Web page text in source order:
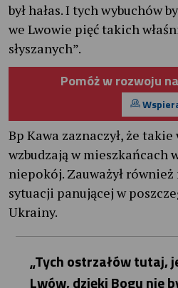
był hałas. I tych wybuchów
we Lwowie pięć takich
słyszanych”.
Pomóż w rozwoju
Bp Kawa zaznaczył, że
wzbudzają w mieszkańcach
niepokój. Zauważył
sytuacji panującej w
Ukrainy.
„Tych ostrzałów tutaj,
Lwów, dzięki Bogu nie